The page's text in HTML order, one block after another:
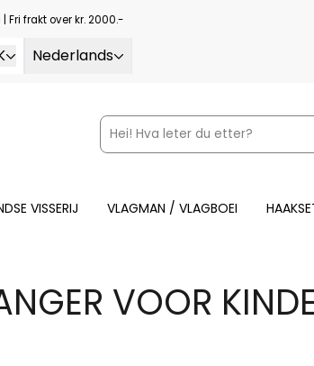
Fri frakt over kr. 2000.-
Nederlands
VISSERIJ VLAGMAN / VLAGBOEI
VOOR